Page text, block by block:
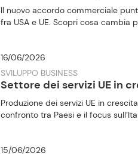
Il nuovo accordo commerciale
fra USA e UE. Scopri cosa cambia
16/06/2026
SVILUPPO BUSINESS
Settore dei servizi UE in
Produzione dei servizi UE in
confronto tra Paesi e il focus
15/06/2026